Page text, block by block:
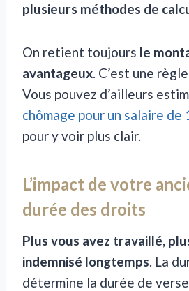
plusieurs méthodes de
On retient toujours le
avantageux. C’est une
Vous pouvez d’ailleurs
chômage pour un salaire de
pour y voir plus clair.
L’impact de votre
durée des droits
Plus vous avez travaillé,
indemnisé longtemps. La
détermine la durée de